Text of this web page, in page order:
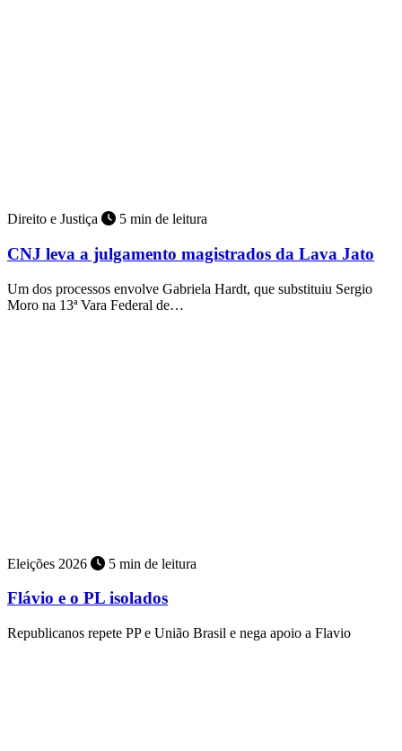
Direito e Justiça 5 min de leitura
CNJ leva a julgamento magistrados da Lava Jato
Um dos processos envolve Gabriela Hardt, que substituiu Sergio
Moro na 13ª Vara Federal de…
Eleições 2026 5 min de leitura
Flávio e o PL isolados
Republicanos repete PP e União Brasil e nega apoio a Flavio